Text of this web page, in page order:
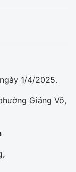
1/4/2025.
Giảng Võ,